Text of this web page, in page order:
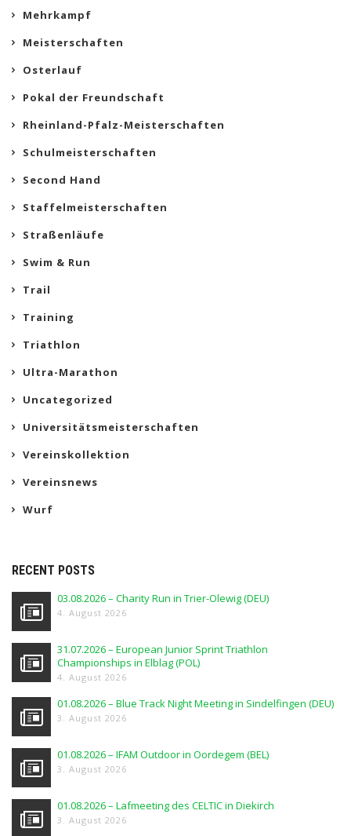
Mehrkampf
Meisterschaften
Osterlauf
Pokal der Freundschaft
Rheinland-Pfalz-Meisterschaften
Schulmeisterschaften
Second Hand
Staffelmeisterschaften
Straßenläufe
Swim & Run
Trail
Training
Triathlon
Ultra-Marathon
Uncategorized
Universitätsmeisterschaften
Vereinskollektion
Vereinsnews
Wurf
RECENT POSTS
03.08.2026 – Charity Run in Trier-Olewig (DEU)
4. August 2026
31.07.2026 – European Junior Sprint Triathlon
Championships in Elblag (POL)
4. August 2026
01.08.2026 – Blue Track Night Meeting in Sindelfingen (DEU)
3. August 2026
01.08.2026 – IFAM Outdoor in Oordegem (BEL)
3. August 2026
01.08.2026 – Lafmeeting des CELTIC in Diekirch
3. August 2026